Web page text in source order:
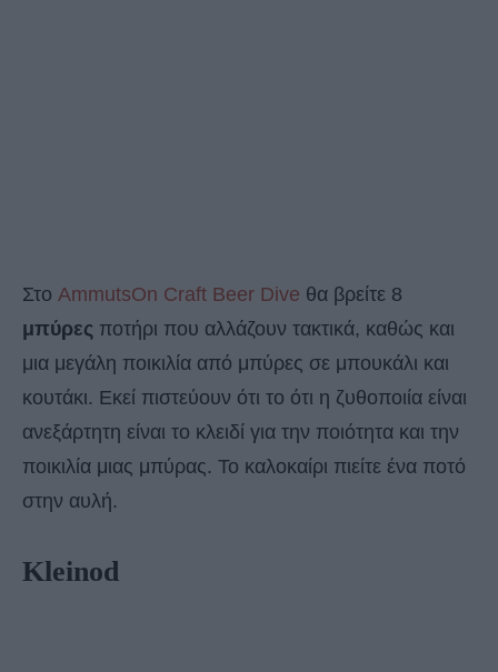
Στο AmmutsOn Craft Beer Dive θα βρείτε 8
μπύρες ποτήρι που αλλάζουν τακτικά, καθώς και
μια μεγάλη ποικιλία από μπύρες σε μπουκάλι και
κουτάκι. Εκεί πιστεύουν ότι το ότι η ζυθοποιία είναι
ανεξάρτητη είναι το κλειδί για την ποιότητα και την
ποικιλία μιας μπύρας. Το καλοκαίρι πιείτε ένα ποτό
στην αυλή.
Kleinod